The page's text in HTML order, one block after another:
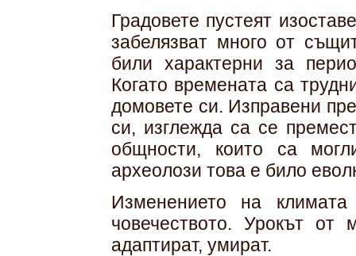
Градовете пустеят
забелязват много от
били характерни за
Когато времената са
домовете си. Изправени
си, изглежда са се
общности, които са
археолози това е било
Изменението на
човечеството. Урокът
адаптират, умират.